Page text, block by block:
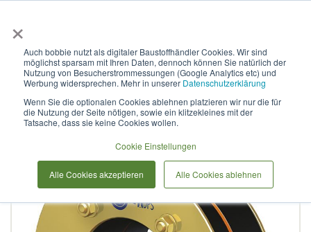
×
Auch bobbie nutzt als digitaler Baustoffhändler Cookies. Wir sind
möglichst sparsam mit Ihren Daten, dennoch können Sie natürlich der
Nutzung von Besucherstrommessungen (Google Analytics etc) und
Werbung widersprechen. Mehr in unserer Datenschutzerklärung
Wenn Sie die optionalen Cookies ablehnen platzieren wir nur die für
die Nutzung der Seite nötigen, sowie ein klitzekleines mit der
Tatsache, dass sie keine Cookies wollen.
Cookie Einstellungen
Alle Cookies akzeptieren Alle Cookies ablehnen
Curaflex D mit DPS DN 150
für 86,0 - 94,0 GGV / EPDM
Bildergalerie
springen